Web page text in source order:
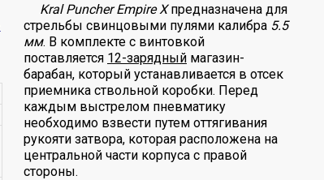
Kral Puncher Empire Xпредназначена для
стрельбы свинцовыми пулями калибра 5.5
мм. В комплекте с винтовкой
поставляется 12-зарядный магазин-
барабан, который устанавливается в отсек
приемника ствольной коробки. Перед
каждым выстрелом пневматику
необходимо взвести путем оттягивания
рукояти затвора, которая расположена на
центральной части корпуса с правой
стороны.